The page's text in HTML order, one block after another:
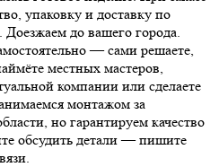
упаковку и доставку по
Доезжаем до вашего города.
— сами решаете,
местных мастеров,
компании или сделаете
монтажом за
но гарантируем качество
обсудить детали — пишите